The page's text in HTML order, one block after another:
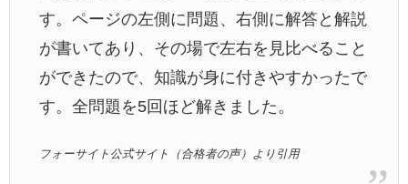
す。ページの左側に問題、右側に解答と解説
が書いてあり、その場で左右を見比べること
ができたので、知識が身に付きやすかったで
す。全問題を5回ほど解きました。
フォーサイト公式サイト（合格者の声）より引用